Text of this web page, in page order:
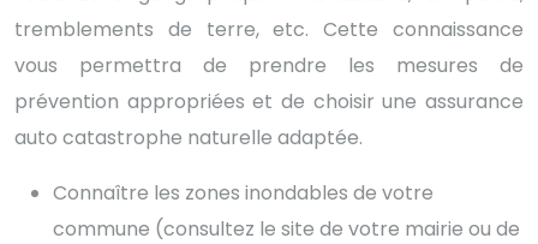
tremblements de terre, etc. Cette connaissance
vous permettra de prendre les mesures de
prévention appropriées et de choisir une assurance
auto catastrophe naturelle adaptée.
Connaître les zones inondables de votre
commune (consultez le site de votre mairie ou de